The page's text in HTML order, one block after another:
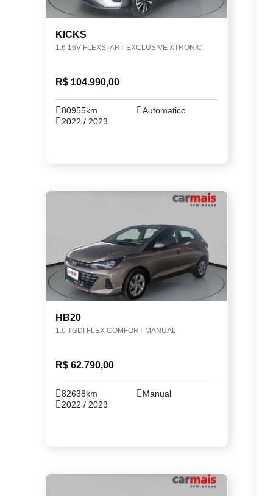
KICKS
1.6 16V FLEXSTART EXCLUSIVE XTRONIC
R$ 104.990,00
80955km
Automatico
2022 / 2023
HB20
1.0 TGDI FLEX COMFORT MANUAL
R$ 62.790,00
82638km
Manual
2022 / 2023